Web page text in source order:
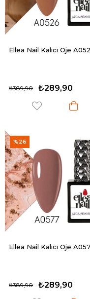
Ellea Nail Kalıcı Oje
₺289,90
₺389,90
Ellea Nail Kalıcı Oje
₺289,90
₺389,90
%26